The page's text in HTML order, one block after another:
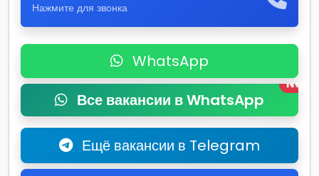
Нажмите для звонка
WhatsApp
Все вакансии в WhatsApp
New
Ещё вакансии в Telegram